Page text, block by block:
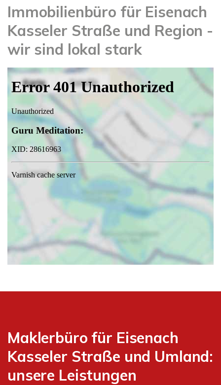
Immobilienbüro für Eisenach
Kasseler Straße und Region -
wir sind lokal stark
Maklerbüro für Eisenach
Kasseler Straße und Umland:
unsere Leistungen